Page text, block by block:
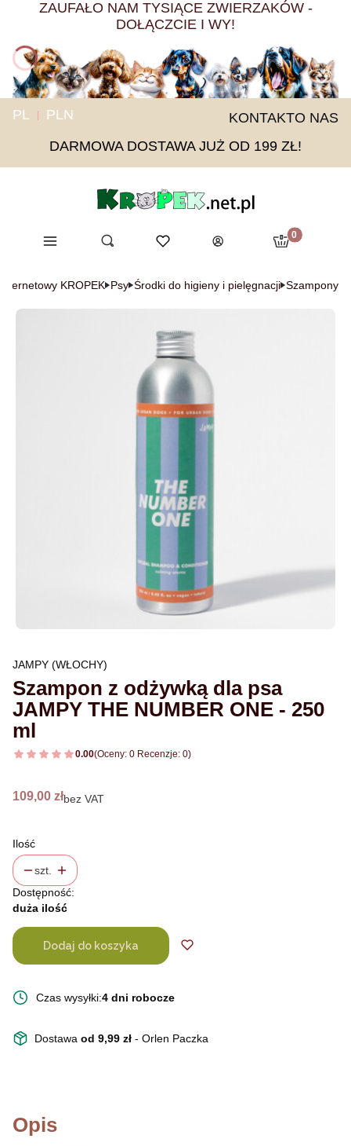
ZAUFAŁO NAM TYSIĄCE ZWIERZAKÓW -
DOŁĄCZCIE I WY!
PL PLN KONTAKTO NAS
DARMOWA DOSTAWA JUŻ OD 199 ZŁ!
Menu Otwórz wyszukiwarkę
Szukaj Ulubione
Zaloguj się
Produkty w
Koszyk
KROPEK Psy Środki do higieny i pielęgnacji Szampony
JAMPY (WŁOCHY)
Szampon z odżywką dla psa
JAMPY THE NUMBER ONE - 250
ml
0.00(Oceny: 0 Recenzje: 0)
Cena
109,00 złbez VAT
Ilość
szt.
Dostępność:
duża ilość
Dodaj do koszyka
Czas wysyłki:4 dni robocze
Dostawa od 9,99 zł - Orlen Paczka
Opis